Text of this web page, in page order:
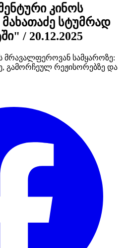
კინოს
სტუმრად
/ 20.12.2025
მრავალფეროვან სამყაროზე:
გამორჩეულ რეჟისორებზე და